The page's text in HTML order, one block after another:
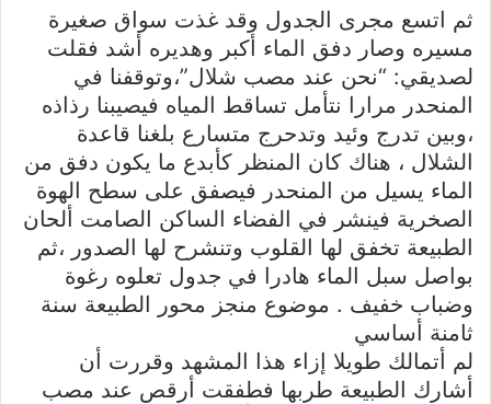
ثم اتسع مجرى الجدول وقد غذت سواق صغيرة
مسيره وصار دفق الماء أكبر وهديره أشد فقلت
لصديقي: “نحن عند مصب شلال”،وتوقفنا في
المنحدر مرارا نتأمل تساقط المياه فيصيبنا رذاذه
،وبين تدرج وئيد وتدحرج متسارع بلغنا قاعدة
الشلال ، هناك كان المنظر كأبدع ما يكون دفق من
الماء يسيل من المنحدر فيصفق على سطح الهوة
الصخرية فينشر في الفضاء الساكن الصامت ألحان
الطبيعة تخفق لها القلوب وتنشرح لها الصدور ،ثم
بواصل سبل الماء هادرا في جدول تعلوه رغوة
وضباب خفيف . موضوع منجز محور الطبيعة سنة
ثامنة أساسي
لم أتمالك طويلا إزاء هذا المشهد وقررت أن
أشارك الطبيعة طربها فطفقت أرقص عند مصب